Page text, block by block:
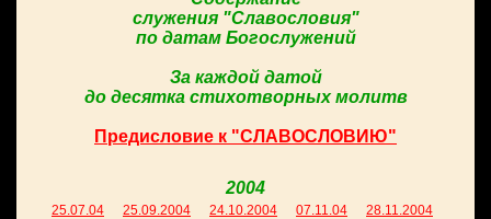
служения "Славословия"
по датам Богослужений
За каждой датой
до десятка стихотворных молитв
Предисловие к "СЛАВОСЛОВИЮ"
2004
25.07.04 25.09.2004 24.10.2004 07.11.04
28.11.2004